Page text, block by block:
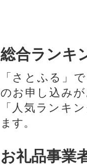
総合ランキ
「さとふる」
のお申し込み
「人気ランキ
ます。
お礼品事業